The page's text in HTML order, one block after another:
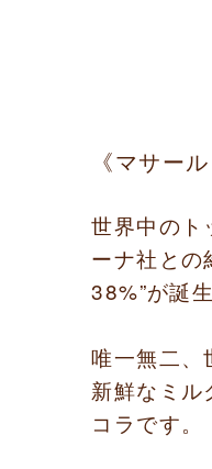
《マサー
世界中のト
ーナ社との
38%”が誕
唯一無二、
新鮮なミル
コラです。